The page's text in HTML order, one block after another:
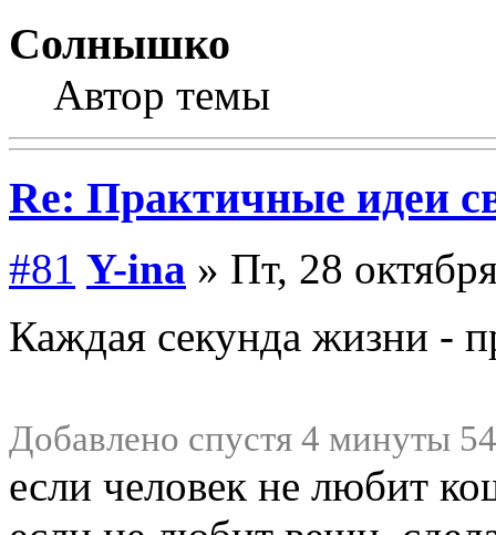
Солнышко
Автор темы
Re: Практичные идеи
#81 Y-ina » Пт, 28
Каждая секунда жизни -
Добавлено спустя 4 минуты
если человек не любит